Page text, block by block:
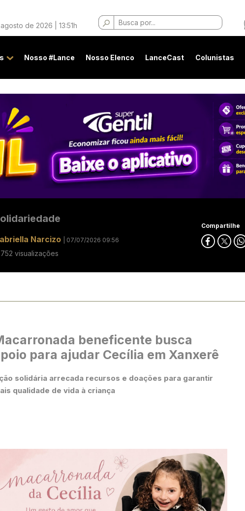
de 2026 | 13:51h
Buscar
por:
Nosso #Lance Nosso Elenco LanceCast Colunistas
Narcizo | 07/07/2026 09:56
visualizações
Compartilhe
beneficente busca
para ajudar Cecília em Xanxerê
solidária arrecada recursos e doações para garantir
qualidade de vida à criança